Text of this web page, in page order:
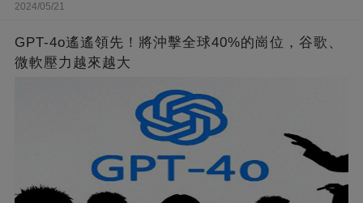
2024/05/21
GPT-4o遙遙領先！將沖擊全球40%的崗位，谷歌、
微軟壓力越來越大